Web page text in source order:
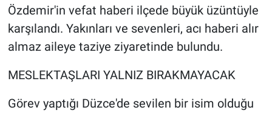
Özdemir'in vefat haberi ilçede büyük üzüntüyle
karşılandı. Yakınları ve sevenleri, acı haberi alır
almaz aileye taziye ziyaretinde bulundu.
MESLEKTAŞLARI YALNIZ BIRAKMAYACAK
Görev yaptığı Düzce'de sevilen bir isim olduğu